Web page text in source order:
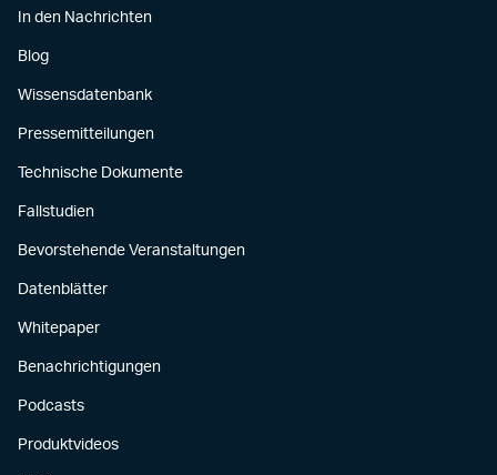
In den Nachrichten
Blog
Wissensdatenbank
Pressemitteilungen
Technische Dokumente
Fallstudien
Bevorstehende Veranstaltungen
Datenblätter
Whitepaper
Benachrichtigungen
Podcasts
Produktvideos